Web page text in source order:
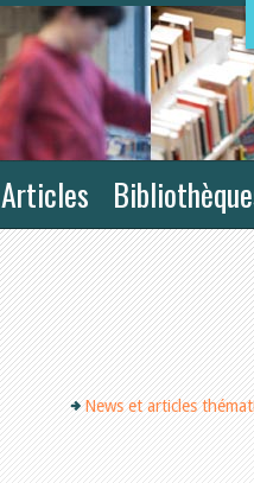
Articles
News et articles